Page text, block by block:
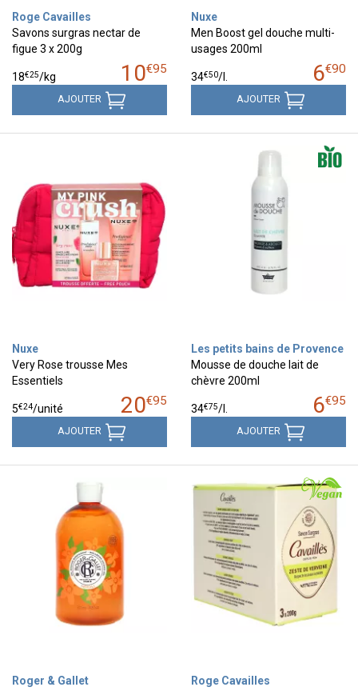
Roge Cavailles
Savons surgras nectar de
figue 3 x 200g
10€95
18€25/kg
AJOUTER
Nuxe
Men Boost gel douche multi-
usages 200ml
6€90
34€50/l.
AJOUTER
Nuxe
Very Rose trousse Mes
Essentiels
20€95
5€24/unité
AJOUTER
Les petits bains de Provence
Mousse de douche lait de
chèvre 200ml
6€95
34€75/l.
AJOUTER
Roger & Gallet
Roge Cavailles